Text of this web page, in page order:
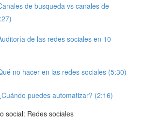
de busqueda vs canales de
de las redes sociales en 10
no hacer en las redes sociales (5:30)
puedes automatizar? (2:16)
social: Redes sociales